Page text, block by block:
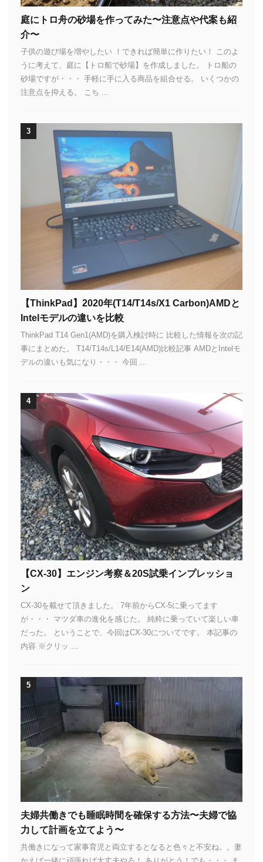
庭にトロ舟の砂場を作ってみた〜注意点や代案も紹
介〜
子供の遊び場を増やしたい ！できれば簡単に作りたい！ このよ
うに考えて、庭に【トロ船で砂場】を作成しました。 トロ船の
砂場ですが・・・ 手軽に手に入る商品を組合せる。 いくつかの
注意点を抑える。 こち ...
3
【ThinkPad】2020年(T14/T14s/X1 Carbon)AMDと
Intelモデルの違いを比較
ThinkPad T14 Gen1(AMD)を購入検討時に 比較した情報を次の記
事にまとめた。 T14/T14s/L14/E14(AMD)比較記事 AMDとIntelモ
デルの違いも気になり・・・ 今回 ...
4
【CX-30】エンジン考察＆20S試乗インプレッショ
ン
CX-30を載せて頂きました。 7年前からCX-5に乗ってます
が・・・ マツダ車の進化を感じた。 純粋に乗っていて楽しい車
だった。 ということで、今回はCX-30についてです。 本記事の
内容 ※クリッ ...
5
夫婦共働きでも睡眠時間を確保する方法〜夫婦で協
力して計画を立てよう〜
共働きになって家事育児と両立するとなると色々と不安ね。。妻